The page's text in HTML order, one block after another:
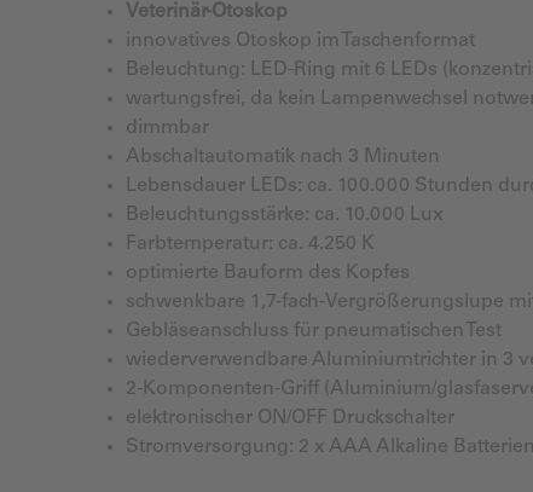
Veterinär-Otoskop
innovatives Otoskop im Taschenformat
Beleuchtung: LED-Ring mit 6 LEDs
wartungsfrei, da kein Lampenwechsel
dimmbar
Abschaltautomatik nach 3 Minuten
Lebensdauer LEDs: ca. 100.000 Stunden
Beleuchtungsstärke: ca. 10.000 Lux
Farbtemperatur: ca. 4.250 K
optimierte Bauform des Kopfes
schwenkbare 1,7-fach-Vergrößerungslupe
Gebläseanschluss für pneumatischen Test
wiederverwendbare Aluminiumtrichter in 3
2-Komponenten-Griff (Aluminium/
elektronischer ON/OFF Druckschalter
Stromversorgung: 2 x AAA Alkaline